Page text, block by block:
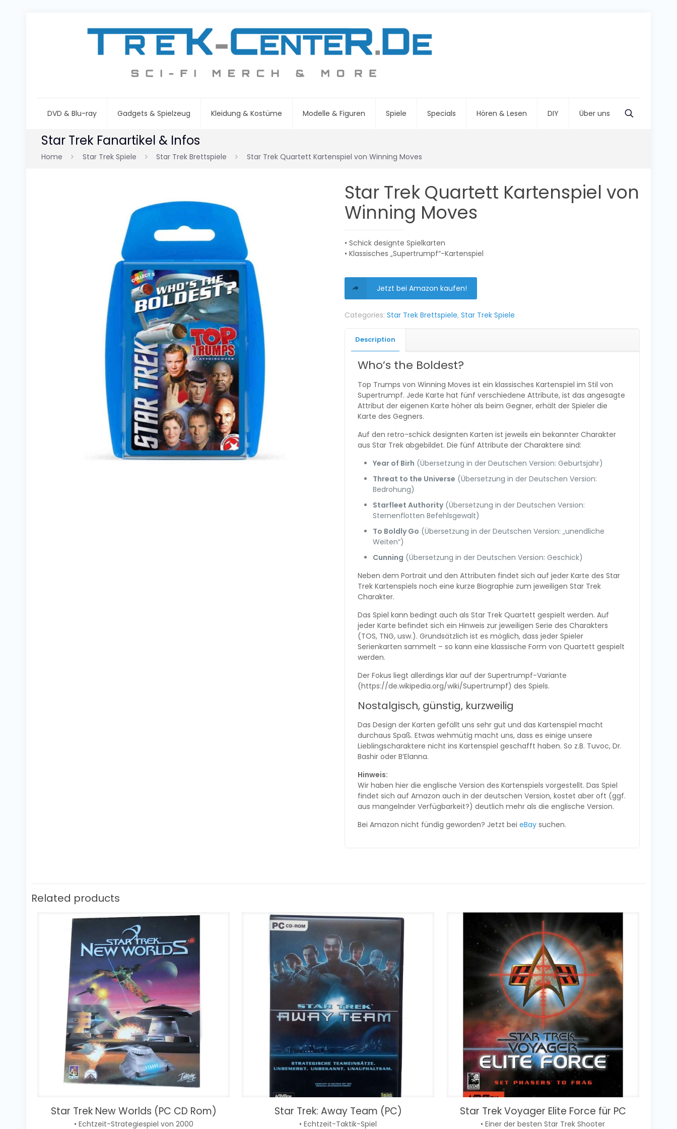
DVD & Blu-ray Gadgets & Spielzeug Kleidung & Kostüme Modelle & Figuren Spiele Specials Hören & Lesen DIY Über uns
Star Trek Fanartikel & Infos
Home Star Trek Spiele Star Trek Brettspiele Star Trek Quartett Kartenspiel von Winning Moves
Star Trek Quartett Kartenspiel von
Winning Moves
• Schick designte Spielkarten
• Klassisches „Supertrumpf“-Kartenspiel
Jetzt bei Amazon kaufen!
Categories: Star Trek Brettspiele, Star Trek Spiele
Description
Who’s the Boldest?
Top Trumps von Winning Moves ist ein klassisches Kartenspiel im Stil von
Supertrumpf. Jede Karte hat fünf verschiedene Attribute, ist das angesagte
Attribut der eigenen Karte höher als beim Gegner, erhält der Spieler die
Karte des Gegners.
Auf den retro-schick designten Karten ist jeweils ein bekannter Charakter
aus Star Trek abgebildet. Die fünf Attribute der Charaktere sind:
Year of Birh (Übersetzung in der Deutschen Version: Geburtsjahr)
Threat to the Universe (Übersetzung in der Deutschen Version:
Bedrohung)
Starfleet Authority(Übersetzung in der Deutschen Version:
Sternenflotten Befehlsgewalt)
To Boldly Go (Übersetzung in der Deutschen Version: „unendliche
Weiten“)
Cunning (Übersetzung in der Deutschen Version: Geschick)
Neben dem Portrait und den Attributen findet sich auf jeder Karte des Star
Trek Kartenspiels noch eine kurze Biographie zum jeweiligen Star Trek
Charakter.
Das Spiel kann bedingt auch als Star Trek Quartett gespielt werden. Auf
jeder Karte befindet sich ein Hinweis zur jeweiligen Serie des Charakters
(TOS, TNG, usw.). Grundsätzlich ist es möglich, dass jeder Spieler
Serienkarten sammelt – so kann eine klassische Form von Quartett gespielt
werden.
Der Fokus liegt allerdings klar auf der Supertrumpf-Variante
(https://de.wikipedia.org/wiki/Supertrumpf) des Spiels.
Nostalgisch, günstig, kurzweilig
Das Design der Karten gefällt uns sehr gut und das Kartenspiel macht
durchaus Spaß. Etwas wehmütig macht uns, dass es einige unsere
Lieblingscharaktere nicht ins Kartenspiel geschafft haben. So z.B. Tuvoc, Dr.
Bashir oder B’Elanna.
Hinweis:
Wir haben hier die englische Version des Kartenspiels vorgestellt. Das Spiel
findet sich auf Amazon auch in der deutschen Version, kostet aber oft (ggf.
aus mangelnder Verfügbarkeit?) deutlich mehr als die englische Version.
Bei Amazon nicht fündig geworden? Jetzt beieBay suchen.
Related products
Star Trek New Worlds (PC CD Rom)
• Echtzeit-Strategiespiel von 2000
Star Trek: Away Team (PC)
• Echtzeit-Taktik-Spiel
Star Trek Voyager Elite Force für PC
• Einer der besten Star Trek Shooter